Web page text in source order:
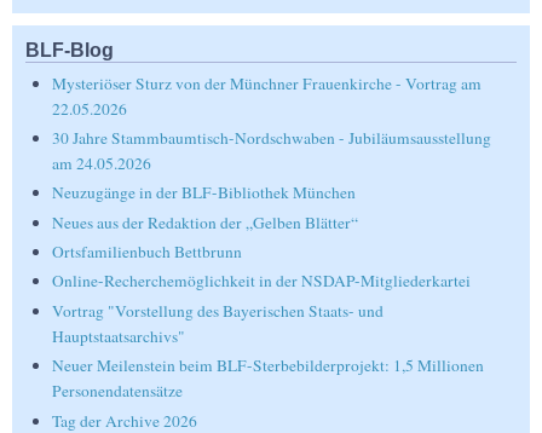
BLF-Blog
Mysteriöser Sturz von der Münchner Frauenkirche - Vortrag am
22.05.2026
30 Jahre Stammbaumtisch-Nordschwaben - Jubiläumsausstellung
am 24.05.2026
Neuzugänge in der BLF-Bibliothek München
Neues aus der Redaktion der „Gelben Blätter“
Ortsfamilienbuch Bettbrunn
Online-Recherchemöglichkeit in der NSDAP-Mitgliederkartei
Vortrag "Vorstellung des Bayerischen Staats- und
Hauptstaatsarchivs"
Neuer Meilenstein beim BLF-Sterbebilderprojekt: 1,5 Millionen
Personendatensätze
Tag der Archive 2026